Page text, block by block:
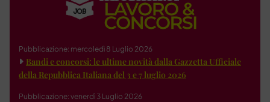
Pubblicazione: mercoledì 8 Luglio 2026
Bandi e concorsi: le ultime novità dalla Gazzetta Ufficiale
della Repubblica Italiana del 3 e 7 luglio 2026
Pubblicazione: venerdì 3 Luglio 2026